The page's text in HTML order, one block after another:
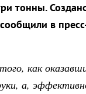
тонны.
в
как
а,